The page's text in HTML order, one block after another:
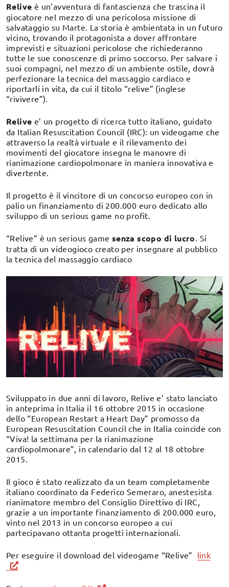
Relive è un’avventura di fantascienza che trascina il
giocatore nel mezzo di una pericolosa missione di
salvataggio su Marte. La storia è ambientata in un futuro
vicino, trovando il protagonista a dover affrontare
imprevisti e situazioni pericolose che richiederanno
tutte le sue conoscenze di primo soccorso. Per salvare i
suoi compagni, nel mezzo di un ambiente ostile, dovrà
perfezionare la tecnica del massaggio cardiaco e
riportarli in vita, da cui il titolo “relive” (inglese
“rivivere”).
Relive e’ un progetto di ricerca tutto italiano, guidato
da Italian Resuscitation Council (IRC): un videogame che
attraverso la realtà virtuale e il rilevamento dei
movimenti del giocatore insegna le manovre di
rianimazione cardiopolmonare in maniera innovativa e
divertente.
Il progetto è il vincitore di un concorso europeo con in
palio un finanziamento di 200.000 euro dedicato allo
sviluppo di un serious game no profit.
“Relive” è un serious game senza scopo di lucro . Si
tratta di un videogioco creato per insegnare al pubblico
la tecnica del massaggio cardiaco
Sviluppato in due anni di lavoro, Relive e’ stato lanciato
in anteprima in Italia il 16 ottobre 2015 in occasione
dello “European Restart a Heart Day” promosso da
European Resuscitation Council che in Italia coincide con
“Viva! la settimana per la rianimazione
cardiopolmonare”, in calendario dal 12 al 18 ottobre
2015.
Il gioco è stato realizzato da un team completamente
italiano coordinato da Federico Semeraro, anestesista
rianimatore membro del Consiglio Direttivo di IRC,
grazie a un importante finanziamento di 200.000 euro,
vinto nel 2013 in un concorso europeo a cui
partecipavano ottanta progetti internazionali.
Per eseguire il download del videogame “Relive” link